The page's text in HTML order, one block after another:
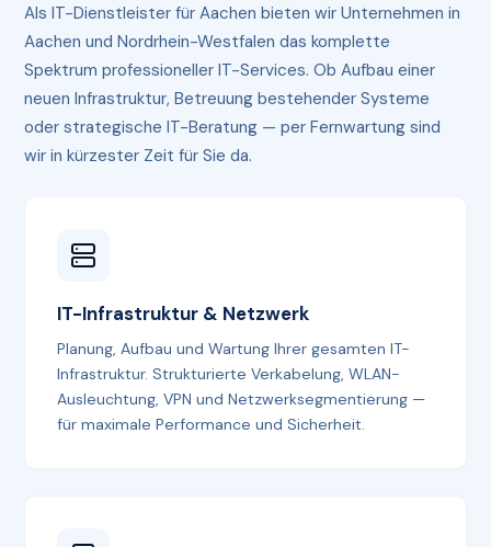
Als IT-Dienstleister für Aachen bieten wir Unternehmen in
Aachen und Nordrhein-Westfalen das komplette
Spektrum professioneller IT-Services. Ob Aufbau einer
neuen Infrastruktur, Betreuung bestehender Systeme
oder strategische IT-Beratung — per Fernwartung sind
wir in kürzester Zeit für Sie da.
IT-Infrastruktur & Netzwerk
Planung, Aufbau und Wartung Ihrer gesamten IT-
Infrastruktur. Strukturierte Verkabelung, WLAN-
Ausleuchtung, VPN und Netzwerksegmentierung —
für maximale Performance und Sicherheit.